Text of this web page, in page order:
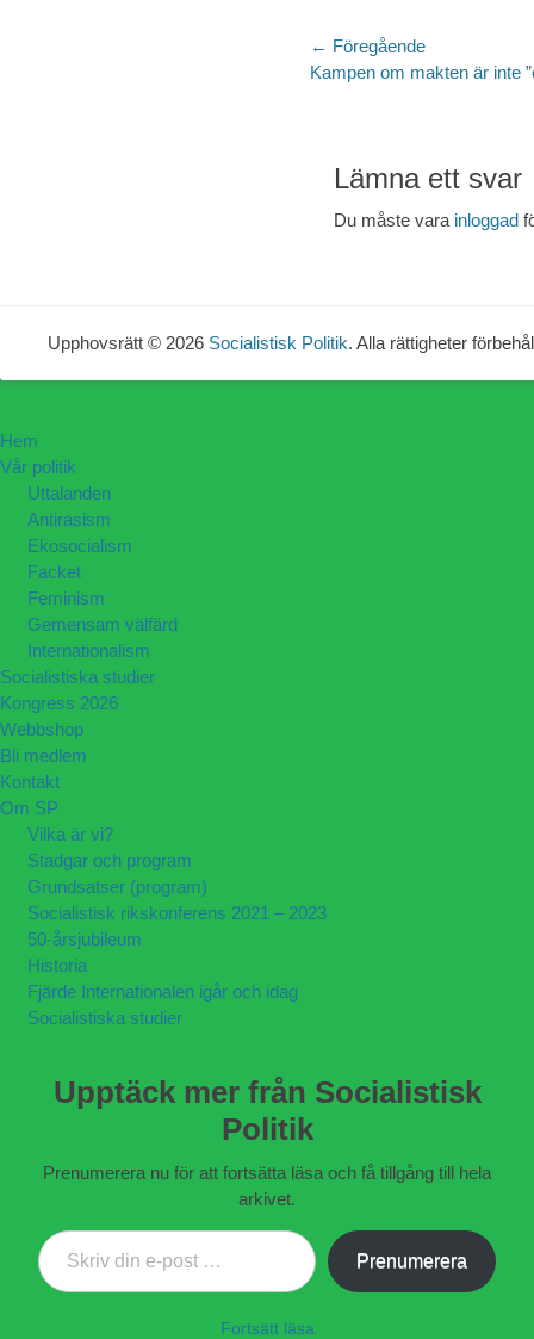
← Föregående
Föregående
Kampen om makten är inte
Lämna ett svar
Du måste vara inloggad
Upphovsrätt © 2026 Socialistisk Politik. Alla rättigheter
Hem
Vår politik
Uttalanden
Antirasism
Ekosocialism
Facket
Feminism
Gemensam välfärd
Internationalism
Socialistiska studier
Kongress 2026
Webbshop
Bli medlem
Kontakt
Om SP
Vilka är vi?
Stadgar och program
Grundsatser (program)
Socialistisk rikskonferens 2021 – 2023
50-årsjubileum
Historia
Fjärde Internationalen igår och idag
Socialistiska studier
Upptäck mer från Socialistisk
Politik
Prenumerera nu för att fortsätta läsa och få tillgång till hela
arkivet.
Prenumerera
Fortsätt läsa